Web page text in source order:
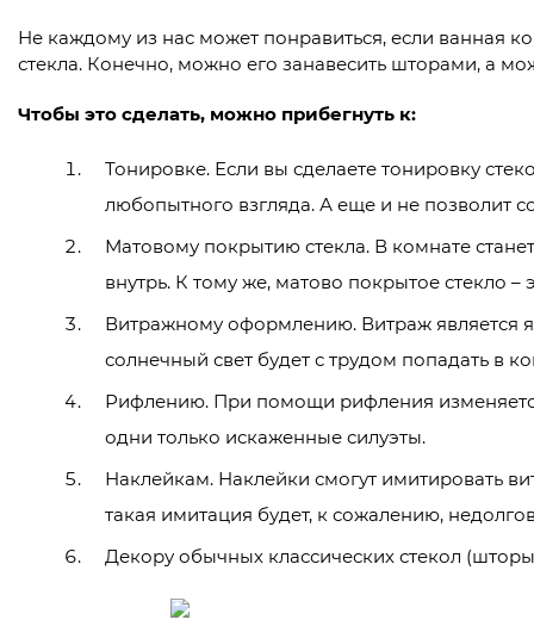
Не каждому из нас может понравиться, если ванная
стекла. Конечно, можно его занавесить шторами, а
Чтобы это сделать, можно прибегнуть к:
Тонировке. Если вы сделаете тонировку
любопытного взгляда. А еще и не позволит
Матовому покрытию стекла. В комнате
внутрь. К тому же, матово покрытое стекло –
Витражному оформлению. Витраж является
солнечный свет будет с трудом попадать в
Рифлению. При помощи рифления
одни только искаженные силуэты.
Наклейкам. Наклейки смогут имитировать
такая имитация будет, к сожалению,
Декору обычных классических стекол